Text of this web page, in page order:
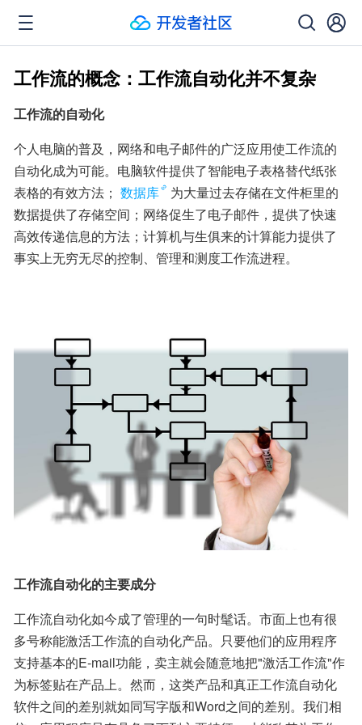
工作流的概念：工作流自动化并不复杂
工作流的自动化
个人电脑的普及，网络和电子邮件的广泛应用使工作流的
自动化成为可能。电脑软件提供了智能电子表格替代纸张
表格的有效方法； 数据库
为大量过去存储在文件柜里的
数据提供了存储空间；网络促生了电子邮件，提供了快速
高效传递信息的方法；计算机与生俱来的计算能力提供了
事实上无穷无尽的控制、管理和测度工作流进程。
工作流自动化的主要成分
工作流自动化如今成了管理的一句时髦话。市面上也有很
多号称能激活工作流的自动化产品。只要他们的应用程序
支持基本的E-mail功能，卖主就会随意地把"激活工作流"作
为标签贴在产品上。然而，这类产品和真正工作流自动化
软件之间的差别就如同写字版和Word之间的差别。我们相